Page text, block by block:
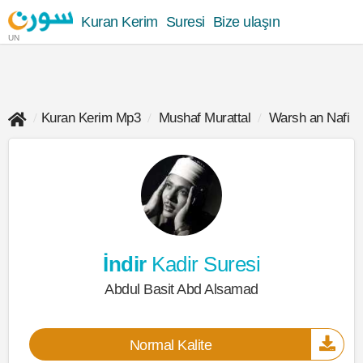
UN
Kuran Kerim Suresi Bize ulaşın
Kuran Kerim Mp3 Mushaf Murattal Warsh an Nafi
İndirKadir Suresi
Abdul Basit Abd Alsamad
Normal Kalite